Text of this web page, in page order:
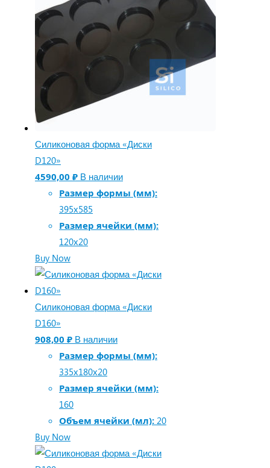
Силиконовая форма «Диски
D120»
4590,00 ₽ В наличии
Размер формы (мм):
395х585
Размер ячейки (мм):
120х20
Buy Now
Силиконовая форма «Диски
D160»
908,00 ₽ В наличии
Размер формы (мм):
335х180х20
Размер ячейки (мм):
160
Объем ячейки (мл): 20
Buy Now